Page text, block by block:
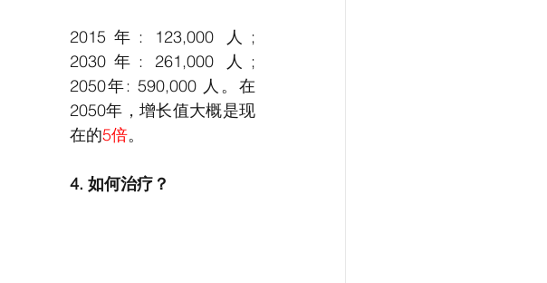
2015年: 123,000 人;
2030年: 261,000 人;
2050年: 590,000 人。在
2050年，增长值大概是现
在的5倍。
4. 如何治疗？